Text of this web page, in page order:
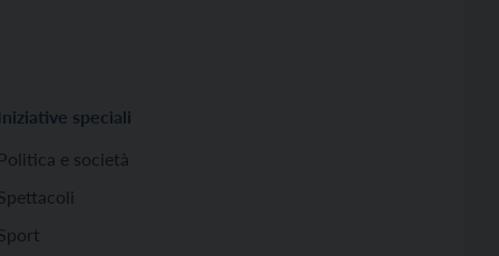
Iniziative speciali
Politica e società